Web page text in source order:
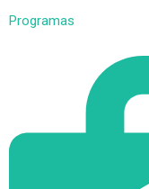
Programas